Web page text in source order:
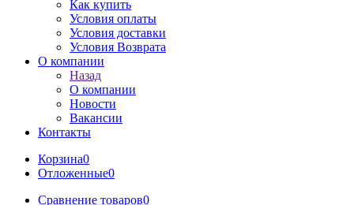
Как купить
Условия оплаты
Условия доставки
Условия Возврата
О компании
Назад
О компании
Новости
Вакансии
Контакты
Корзина0
Отложенные0
Сравнение товаров0